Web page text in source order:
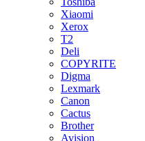
Xiaomi
Xerox
T2
Deli
COPYRITE
Digma
Lexmark
Canon
Cactus
Brother
Avision